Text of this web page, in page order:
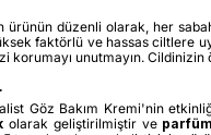
ürünün düzenli olarak, her
faktörlü ve hassas ciltlere
korumayı unutmayın.
Göz Bakım Kremi'nin
olarak geliştirilmiştir ve